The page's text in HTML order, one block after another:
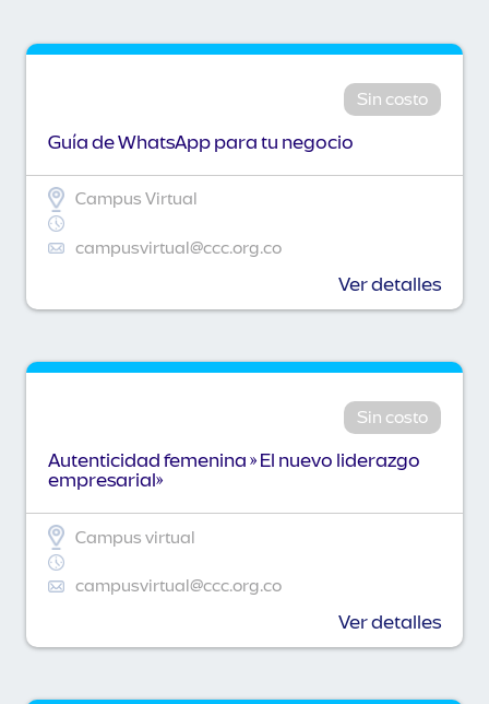
Sin costo
Guía de WhatsApp para tu negocio
Campus Virtual
campusvirtual@ccc.org.co
Ver detalles
Sin costo
Autenticidad femenina » El nuevo liderazgo
empresarial»
Campus virtual
campusvirtual@ccc.org.co
Ver detalles